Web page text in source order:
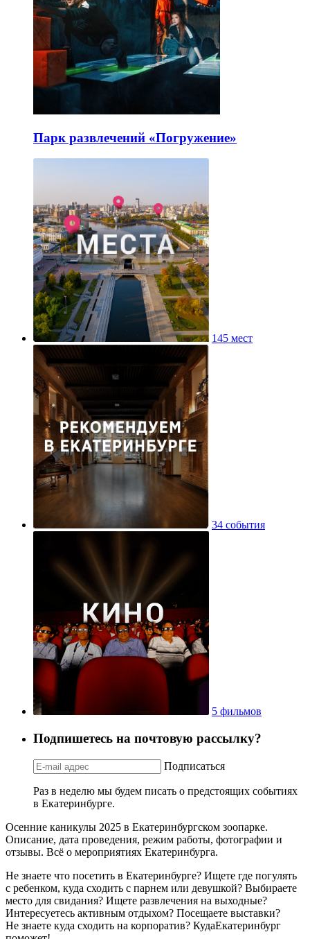
Парк развлечений «Погружение»
145 мест
34 события
5 фильмов
Подпишетесь на почтовую рассылку?
Подписаться
Раз в неделю мы будем писать о предстоящих событиях
в Екатеринбурге.
Осенние каникулы 2025 в Екатеринбургском зоопарке.
Описание, дата проведения, режим работы, фотографии и
отзывы. Всё о мероприятиях Екатеринбурга.
Не знаете что посетить в Екатеринбурге? Ищете где погулять
с ребенком, куда сходить с парнем или девушкой? Выбираете
место для свидания? Ищете развлечения на выходные?
Интересуетесь активным отдыхом? Посещаете выставки?
Не знаете куда сходить на корпоратив? КудаЕкатеринбург